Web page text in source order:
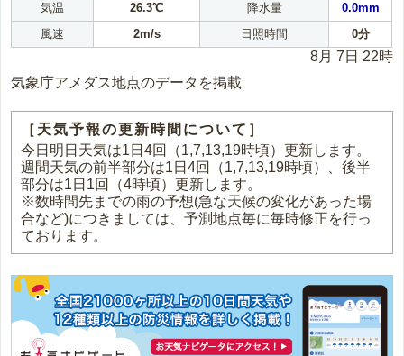
気温 26.3℃ 降水量
0.0mm
風速
2m/s 日照時間 0分
8月 7日 22時
気象庁アメダス地点のデータを掲載
［天気予報の更新時間について］
今日明日天気は1日4回（1,7,13,19時頃）更新します。
週間天気の前半部分は1日4回（1,7,13,19時頃）、後半
部分は1日1回（4時頃）更新します。
※数時間先までの雨の予想(急な天候の変化があった場
合など)につきましては、予測地点毎に毎時修正を行っ
ております。